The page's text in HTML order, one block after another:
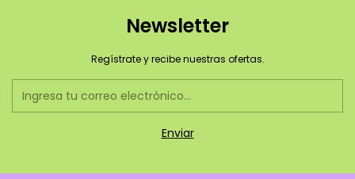
Newsletter
Regístrate y recibe nuestras ofertas.